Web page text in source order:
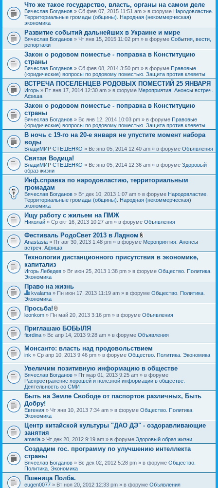
Что же такое государство, власть, органы на самом деле
Вячеслав Богданов » Сб фев 07, 2015 11:51 am » в форуме Народовластие.
Территориальные громады (общины). Народная (некоммерческая)
экономика
Развитие событий дальнейших в Украине и мире
Вячеслав Богданов » Чт янв 15, 2015 11:02 pm » в форуме События, вести,
репортажи
Закон о родовом поместье - поправка в Конституцию
страны
Вячеслав Богданов » Сб фев 08, 2014 3:50 pm » в форуме Правовые
(юридические) вопросы по родовому поместью. Защита против клеветы
ВСТРЕЧА ПОСЕЛЕНЦЕВ РОДОВЫХ ПОМЕСТИЙ 25 ЯНВАРЯ
Игорь » Пт янв 17, 2014 12:30 am » в форуме Мероприятия. Анонсы встреч.
Афиша
Закон о родовом поместье - поправка в Конституцию
страны
Вячеслав Богданов » Вс янв 12, 2014 10:03 pm » в форуме Правовые
(юридические) вопросы по родовому поместью. Защита против клеветы
В ночь с 19-го на 20-е января не упустите момент набора
воды
ВладиМИР СТЕШЕНКО » Вс янв 05, 2014 12:40 am » в форуме Объявления
Святая Водица!
ВладиМИР СТЕШЕНКО » Вс янв 05, 2014 12:36 am » в форуме Здоровый
образ жизни
Инф.справка по народовластию, территориальным
громадам
Вячеслав Богданов » Вт дек 10, 2013 1:07 am » в форуме Народовластие.
Территориальные громады (общины). Народная (некоммерческая)
экономика
Ищу работу с жильем на ПМЖ
Николай » Ср окт 16, 2013 10:27 am » в форуме Объявления
Фестиваль РодоСвет 2013 в Ладном
В
о
ж
н
и
я
Anastasia » Пт авг 30, 2013 1:48 pm » в форуме Мероприятия. Анонсы
встреч. Афиша
Технологии дистанционного присутствия в экономике,
капитализ
Игорь Лебедев » Вт июн 25, 2013 1:38 pm » в форуме Общество. Политика.
Экономика
Право на жизнь
Д
а
н
н
я
т
е
м
а
с
о
д
е
р
ж
и
т
о
п
р
о
с
.
kvalama » Пн июн 17, 2013 11:19 am » в форуме Общество. Политика.
Экономика
Просьба!
В
о
ж
е
н
и
я
leonkom » Пн май 20, 2013 3:16 pm » в форуме Объявления
Приглашаю БОБЫЛЯ
fiordina » Вс апр 14, 2013 9:28 am » в форуме Объявления
Монсанто: власть над продовольствием
ink » Ср апр 10, 2013 9:46 pm » в форуме Общество. Политика. Экономика
Увеличим позитивную информацию в обществе
Вячеслав Богданов » Пт мар 01, 2013 9:25 am » в форуме
Распространение хорошей и полезной информации в обществе.
Деятельность со СМИ
Быть на Земле Свободе от паспортов различных, Быть
Добру!
Евгения » Чт янв 10, 2013 7:34 am » в форуме Общество. Политика.
Экономика
Центр китайской культуры "ДАО ДЭ" - оздоравливающие
занятия
amaria » Чт дек 20, 2012 9:19 am » в форуме Здоровый образ жизни
Создадим гос. программу по улучшению интеллекта
страны
Вячеслав Богданов » Вс дек 02, 2012 5:28 pm » в форуме Общество.
Политика. Экономика
Пшеница Полба.
eugen0077 » Вт ноя 20, 2012 12:33 pm » в форуме Объявления